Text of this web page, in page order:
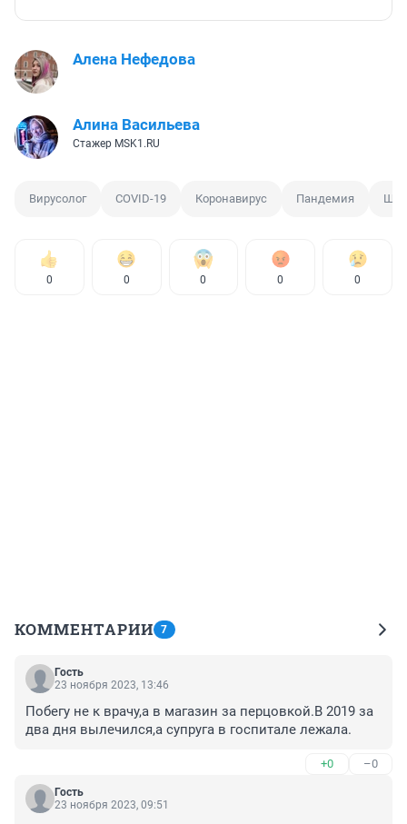
Алена Нефедова
Алина Васильева
Стажер MSK1.RU
Вирусолог COVID-19 Коронавирус Пандемия
0 0 0 0 0
КОММЕНТАРИИ 7
Гость
23 ноября 2023, 13:46
Побегу не к врачу,а в магазин за перцовкой.В 2019 за
два дня вылечился,а супруга в госпитале лежала.
+0 –0
Гость
23 ноября 2023, 09:51